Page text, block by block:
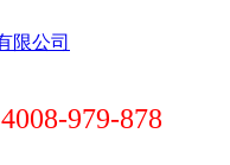
979-878